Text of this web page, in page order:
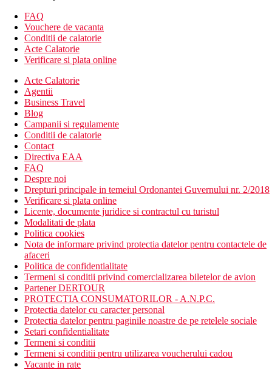
Plaja Moraitika este la aproximativ 250 m.
Internet
Gratuit: WiFi in tot hotelul si in camere.
Activitati sportive contra cost
tenis de masa
biliard
sporturi nautice pe plaja
Mese
Demipensiune
Mic dejun (07:30-10:00) si cina (18:30-21:30) bufet
Gustare usoara in timpul zilei (10:00-23:30)
Bauturi alcoolice si nealcoolice la cina contra cost
Categoria oficiala
3 stele
Nota
In Grecia, trebuie sa platiti taxa turistica in functie de
categoria hotelului. Taxa nu este inclusa in pretul turului si
trebuie platita de catre client direct la receptia hotelului.
Taxa turistica
Incepand cu 2025, in Grecia exista obligatia de a plati taxa
climatica in functie de categoria de hotel. Taxa nu este inclusa in
tariful ofertei si va fi achitata de catre client la receptia hotelului.
Noile taxe de statiune in Grecia sunt (Aprilie – Octombrie): 5.00
€. Tarifele afisate sunt pe camera/noapte.
Distanţe
FAQ
Vouchere de vacanta
Conditii de calatorie
Acte Calatorie
Verificare si plata online
Acte Calatorie
Agentii
Business Travel
Blog
Campanii si regulamente
Conditii de calatorie
Contact
Directiva EAA
FAQ
Despre noi
Drepturi principale in temeiul Ordonantei Guvernului nr. 2/2018
Verificare si plata online
Licente, documente juridice si contractul cu turistul
Modalitati de plata
Politica cookies
Nota de informare privind protectia datelor pentru contactele de
afaceri
Politica de confidentialitate
Termeni si conditii privind comercializarea biletelor de avion
Partener DERTOUR
PROTECTIA CONSUMATORILOR - A.N.P.C.
Protectia datelor cu caracter personal
Protectia datelor pentru paginile noastre de pe retelele sociale
Setari confidentialitate
Termeni si conditii
Termeni si conditii pentru utilizarea voucherului cadou
Vacante in rate